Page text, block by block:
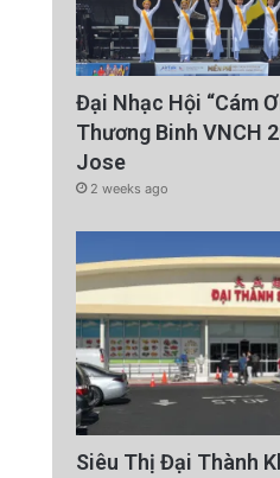
Đại Nhạc Hội “Cám
Thương Binh VNCH
Jose
2 weeks ago
Siêu Thị Đại Thành